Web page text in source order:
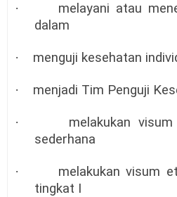
·
melayani atau
dalam
· menguji kesehatan
· menjadi Tim Penguji
·
melakukan
sederhana
·
melakukan visum
tingkat I